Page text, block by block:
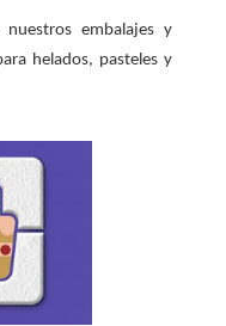
embalajes y
helados, pasteles y